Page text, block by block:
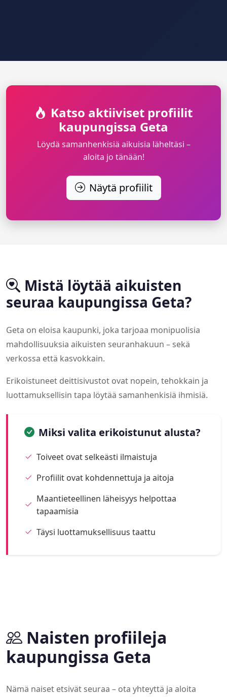
Katso aktiiviset profiilit
kaupungissa Geta
Löydä samanhenkisiä aikuisia läheltäsi –
aloita jo tänään!
Näytä profiilit
Mistä löytää aikuisten
seuraa kaupungissa Geta?
Geta on eloisa kaupunki, joka tarjoaa monipuolisia
mahdollisuuksia aikuisten seuranhakuun – sekä
verkossa että kasvokkain.
Erikoistuneet deittisivustot ovat nopein, tehokkain ja
luottamuksellisin tapa löytää samanhenkisiä ihmisiä.
Miksi valita erikoistunut alusta?
Toiveet ovat selkeästi ilmaistuja
Profiilit ovat kohdennettuja ja aitoja
Maantieteellinen läheisyys helpottaa
tapaamisia
Täysi luottamuksellisuus taattu
Naisten profiileja
kaupungissa Geta
Nämä naiset etsivät seuraa – ota yhteyttä ja aloita